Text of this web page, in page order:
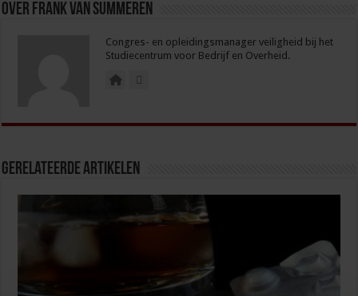
Over Frank van Summeren
Congres- en opleidingsmanager veiligheid bij het
Studiecentrum voor Bedrijf en Overheid.
Gerelateerde Artikelen